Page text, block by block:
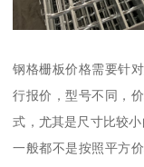
钢格栅板价格需要针
行报价，型号不同，
式，尤其是尺寸比较
一般都不是按照平方